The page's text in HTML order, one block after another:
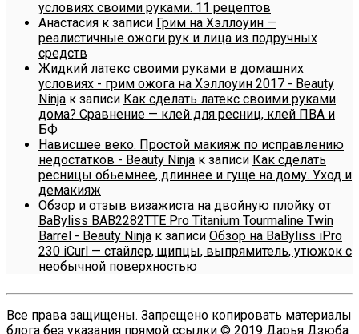
условиях своими руками. 11 рецептов
Анастасия к записи Грим на Хэллоуин —
реалистичные ожоги рук и лица из подручных
средств
Жидкий латекс своими руками в домашних
условиях - грим ожога на Хэллоуин 2017 - Beauty
Ninja к записи Как сделать латекс своими руками
дома? Сравнение — клей для ресниц, клей ПВА и
БФ
Нависшее веко. Простой макияж по исправлению
недостатков - Beauty Ninja к записи Как сделать
ресницы обьемнее, длиннее и гуще на дому. Уход и
демакияж
Обзор и отзыв визажиста на двойную плойку от
BaByliss BAB2282TTE Pro Titanium Tourmaline Twin
Barrel - Beauty Ninja к записи Обзор на BaByliss iPro
230 iCurl — стайлер, щипцы, выпрямитель, утюжок с
необычной поверхностью
Все права защищены. Запрещено копировать материалы
блога без указания прямой ссылки © 2019 Дарья Дзюба